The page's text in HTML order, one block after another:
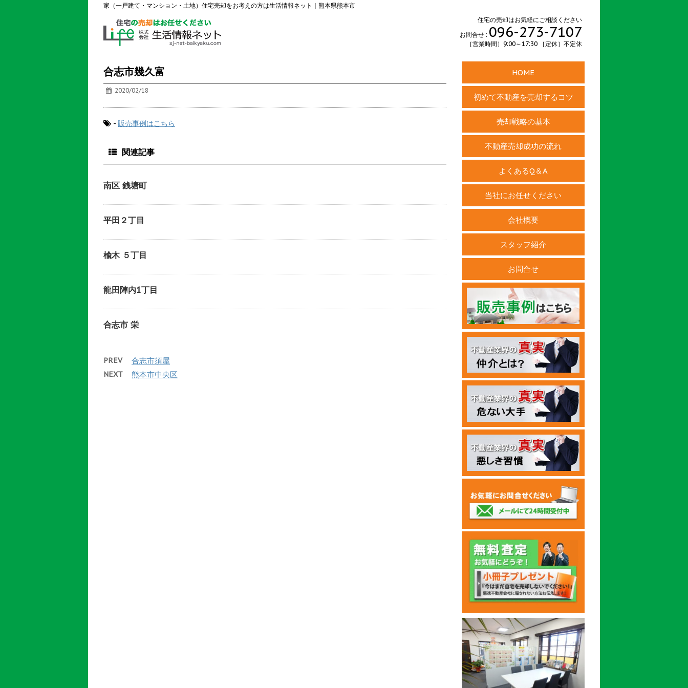
家（一戸建て・マンション・土地）住宅売却をお考えの方は生活情報ネット｜熊本県熊本市
住宅の売却はお気軽にご相談ください
お問合せ : 096-273-7107
［営業時間］9:00～17:30 ［定休］不定休
合志市幾久富
2020/02/18
- 販売事例はこちら
関連記事
南区 銭塘町
平田２丁目
楡木 ５丁目
龍田陣内1丁目
合志市 栄
PREV 合志市須屋
NEXT 熊本市中央区
HOME
初めて不動産を売却するコツ
売却戦略の基本
不動産売却成功の流れ
よくあるQ＆A
当社にお任せください
会社概要
スタッフ紹介
お問合せ